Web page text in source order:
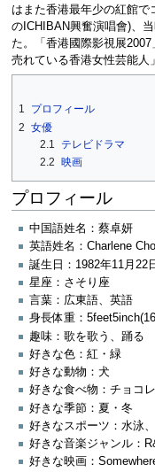
はまた香港最年少の紅館で
のICHIBAN興奮演唱會)、当
た。「香港國際影視展
売れている香港女性芸能人
1
プロフィール
2 女優
2.1
テレビドラマ
2.2 映画
プロフィール
中国語姓名：蔡卓妍
英語姓名：Charlene
誕生日：1982年11月22
星座：さそり座
言葉：広東語、英語
身長体重：
趣味：歌を歌う、踊る
好きな色：紅・緑
好きな動物：犬
好きな食べ物：チョコ
好きな季節：夏・冬
好きなスポーツ：水泳
好きな音楽ジャンル：
好きな映画：